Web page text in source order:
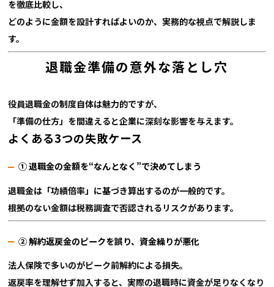
を徹底比較し、
どのように金額を設計すればよいのか、実務的な視点で解説しま
す。
退職金準備の意外な落とし穴
役員退職金の制度自体は魅力的ですが、
「準備の仕方」を間違えると企業に深刻な影響を与えます。
よくある3つの失敗ケース
① 退職金の金額を“なんとなく”で決めてしまう
退職金は「功績倍率」に基づき算出するのが一般的です。
根拠のない金額は税務調査で否認されるリスクがあります。
② 解約返戻金のピークを誤り、資金繰りが悪化
法人保険で多いのがピーク前解約による損失。
返戻率を理解せず加入すると、実際の退職時に資金が足りなくなり